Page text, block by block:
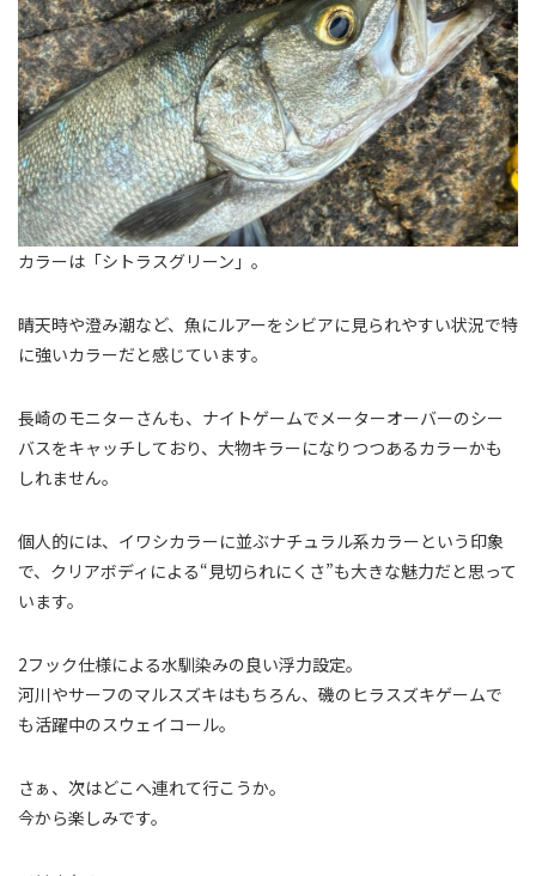
カラーは「シトラスグリーン」。
晴天時や澄み潮など、魚にルアーをシビアに見られやすい状況で特
に強いカラーだと感じています。
長崎のモニターさんも、ナイトゲームでメーターオーバーのシー
バスをキャッチしており、大物キラーになりつつあるカラーかも
しれません。
個人的には、イワシカラーに並ぶナチュラル系カラーという印象
で、クリアボディによる“見切られにくさ”も大きな魅力だと思って
います。
2フック仕様による水馴染みの良い浮力設定。
河川やサーフのマルスズキはもちろん、磯のヒラスズキゲームで
も活躍中のスウェイコール。
さぁ、次はどこへ連れて行こうか。
今から楽しみです。